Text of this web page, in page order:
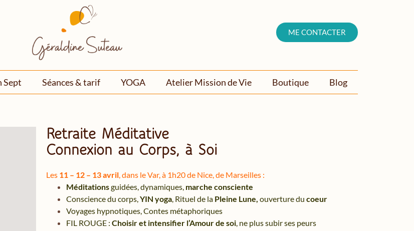
ME CONTACTER
Sept Séances & tarif YOGA Atelier Mission de Vie Boutique Blog
Retraite Méditative
Connexion au Corps, à Soi
Les11 – 12 – 13 avril, dans le Var, à 1h20 de Nice, de Marseilles :
Méditationsguidées, dynamiques, marche consciente
Conscience du corps, YIN yoga, Rituel de la Pleine Lune, ouverture du coeur
Voyages hypnotiques, Contes métaphoriques
FIL ROUGE : Choisir et intensifier l’Amour de soi, ne plus subir ses peurs